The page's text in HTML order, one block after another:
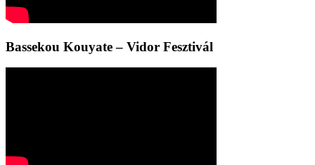
Bassekou Kouyate – Vidor Fesztivál